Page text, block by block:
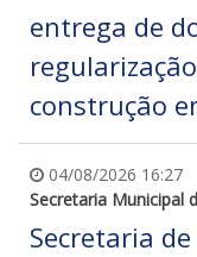
entrega de
construção
04/08/2026 16:27
Secretaria Municipal
Secretaria